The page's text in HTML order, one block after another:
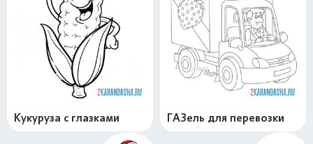
Кукуруза с глазками ГАЗель для перевозки